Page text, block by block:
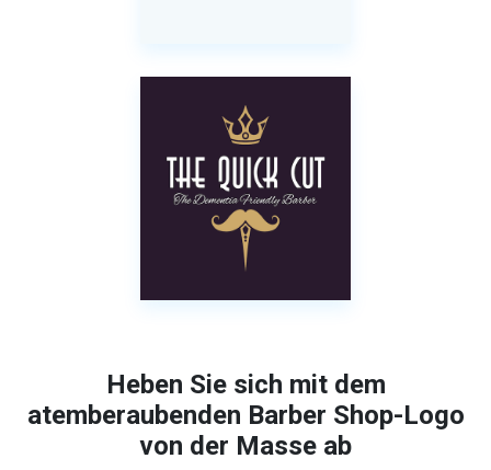
Heben Sie sich mit dem
atemberaubenden Barber Shop-Logo
von der Masse ab